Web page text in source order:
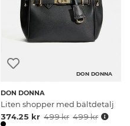
DON DONNA
DON DONNA
Liten shopper med bältdetalj
374.25 kr 499 kr 499 kr